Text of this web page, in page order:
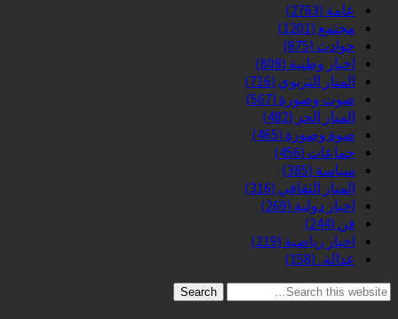
عامة (2763)
مجتمع (1201)
حوادث (875)
اخبار وطنية (808)
المنار التربوي (716)
صوت وصورة (567)
المنار الحر (482)
صوة وصورة (465)
جماعات (456)
سياسة (385)
المنار الثقافي (316)
اخبار دولية (269)
فن (244)
اخبار رياضية (219)
عدالة.. (158)
Search